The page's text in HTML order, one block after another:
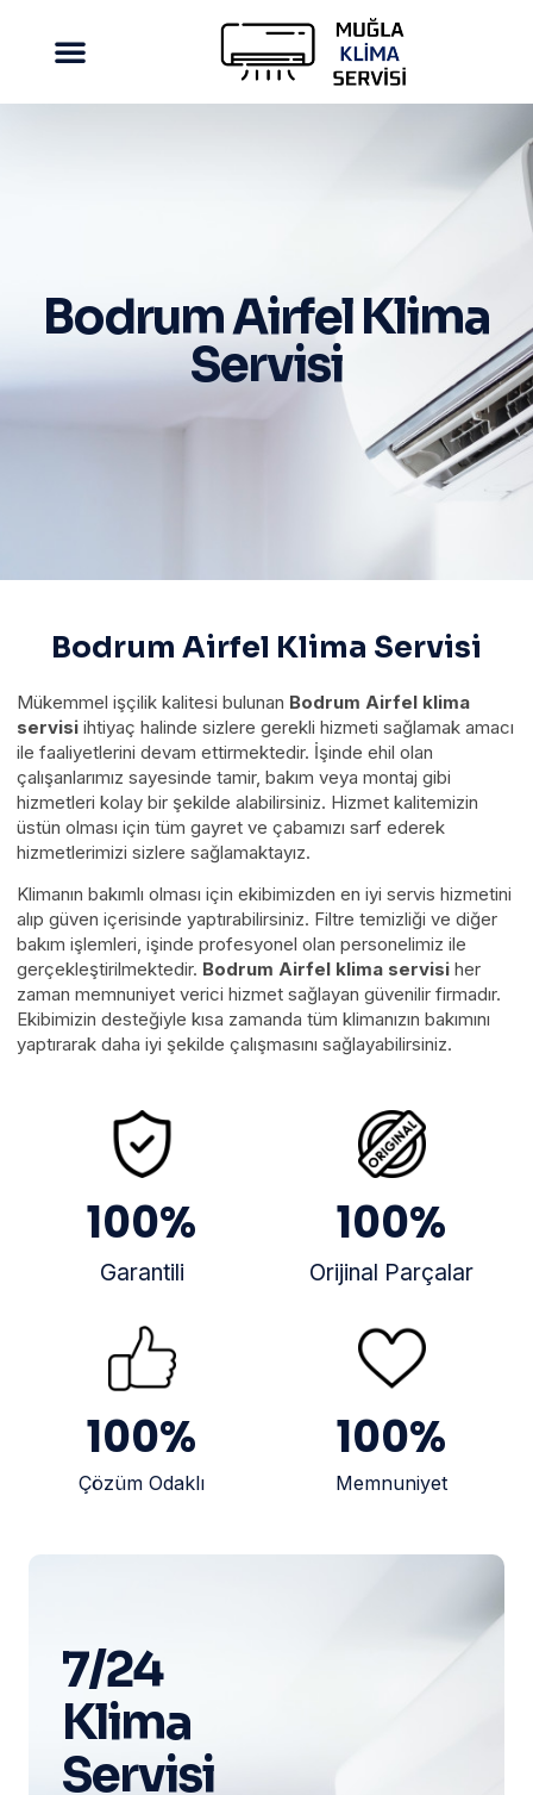
Bodrum Airfel Klima
Servisi
Bodrum Airfel Klima Servisi
Mükemmel işçilik kalitesi bulunan Bodrum Airfel klima
servisi ihtiyaç halinde sizlere gerekli hizmeti sağlamak amacı
ile faaliyetlerini devam ettirmektedir. İşinde ehil olan
çalışanlarımız sayesinde tamir, bakım veya montaj gibi
hizmetleri kolay bir şekilde alabilirsiniz. Hizmet kalitemizin
üstün olması için tüm gayret ve çabamızı sarf ederek
hizmetlerimizi sizlere sağlamaktayız.
Klimanın bakımlı olması için ekibimizden en iyi servis hizmetini
alıp güven içerisinde yaptırabilirsiniz. Filtre temizliği ve diğer
bakım işlemleri, işinde profesyonel olan personelimiz ile
gerçekleştirilmektedir. Bodrum Airfel klima servisi her
zaman memnuniyet verici hizmet sağlayan güvenilir firmadır.
Ekibimizin desteğiyle kısa zamanda tüm klimanızın bakımını
yaptırarak daha iyi şekilde çalışmasını sağlayabilirsiniz.
100%
Garantili
100%
Orijinal Parçalar
100%
Çözüm Odaklı
100%
Memnuniyet
7/24
Klima
Servisi